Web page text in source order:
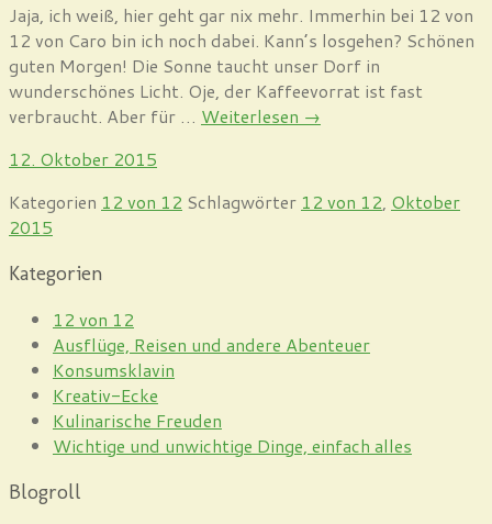
Jaja, ich weiß, hier geht gar nix mehr. Immerhin bei 12 von
12 von Caro bin ich noch dabei. Kann’s losgehen? Schönen
guten Morgen! Die Sonne taucht unser Dorf in
wunderschönes Licht. Oje, der Kaffeevorrat ist fast
verbraucht. Aber für … Weiterlesen →
12. Oktober 2015
Kategorien 12 von 12 Schlagwörter 12 von 12, Oktober
2015
Kategorien
12 von 12
Ausflüge, Reisen und andere Abenteuer
Konsumsklavin
Kreativ-Ecke
Kulinarische Freuden
Wichtige und unwichtige Dinge, einfach alles
Blogroll